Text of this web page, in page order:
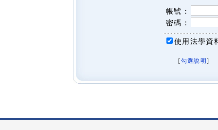
帳號：
密碼：
使用法學資
[勾選說明 ]